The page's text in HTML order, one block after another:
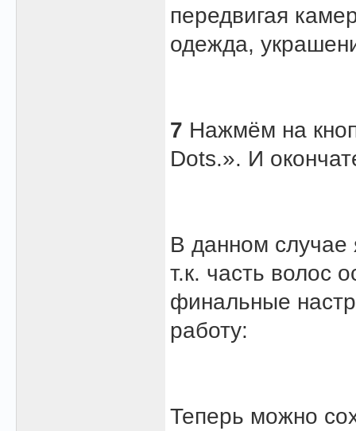
передвигая
одежда,
7 Нажмём на
Dots.». И
В данном случае
т.к. часть волос
финальные
работу:
Теперь можно